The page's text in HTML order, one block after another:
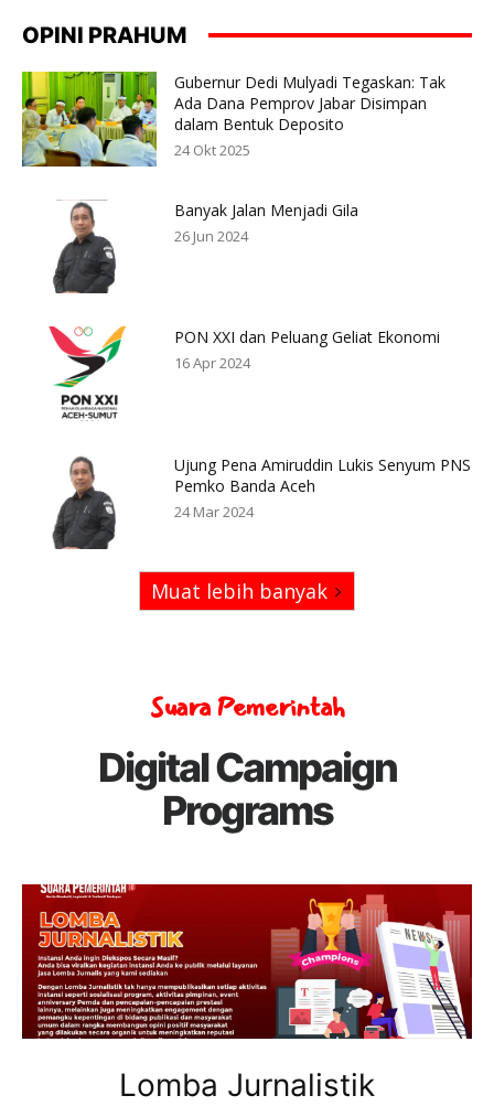
OPINI PRAHUM
Gubernur Dedi Mulyadi Tegaskan: Tak
Ada Dana Pemprov Jabar Disimpan
dalam Bentuk Deposito
24 Okt 2025
Banyak Jalan Menjadi Gila
26 Jun 2024
PON XXI dan Peluang Geliat Ekonomi
16 Apr 2024
Ujung Pena Amiruddin Lukis Senyum PNS
Pemko Banda Aceh
24 Mar 2024
Muat lebih banyak
Suara Pemerintah
Digital Campaign
Programs
Lomba Jurnalistik